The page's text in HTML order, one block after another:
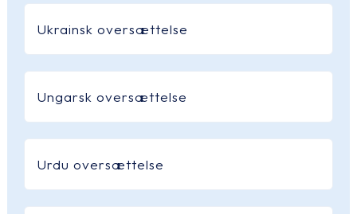
Ukrainsk oversættelse
Ungarsk oversættelse
Urdu oversættelse